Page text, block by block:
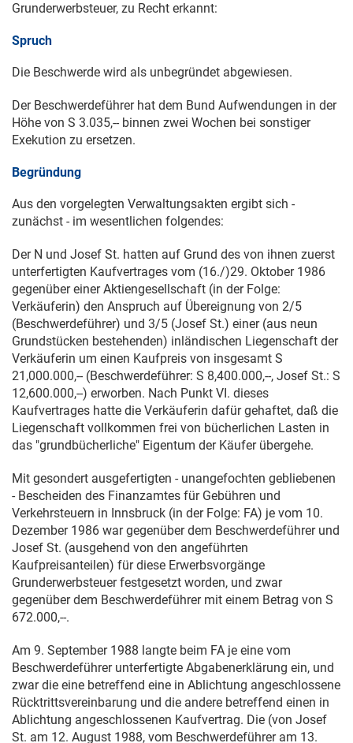
Grunderwerbsteuer, zu Recht erkannt:
Spruch
Die Beschwerde wird als unbegründet abgewiesen.
Der Beschwerdeführer hat dem Bund Aufwendungen in der
Höhe von S 3.035,-- binnen zwei Wochen bei sonstiger
Exekution zu ersetzen.
Begründung
Aus den vorgelegten Verwaltungsakten ergibt sich -
zunächst - im wesentlichen folgendes:
Der N und Josef St. hatten auf Grund des von ihnen zuerst
unterfertigten Kaufvertrages vom (16./)29. Oktober 1986
gegenüber einer Aktiengesellschaft (in der Folge:
Verkäuferin) den Anspruch auf Übereignung von 2/5
(Beschwerdeführer) und 3/5 (Josef St.) einer (aus neun
Grundstücken bestehenden) inländischen Liegenschaft der
Verkäuferin um einen Kaufpreis von insgesamt S
21,000.000,-- (Beschwerdeführer: S 8,400.000,--, Josef St.: S
12,600.000,--) erworben. Nach Punkt VI. dieses
Kaufvertrages hatte die Verkäuferin dafür gehaftet, daß die
Liegenschaft vollkommen frei von bücherlichen Lasten in
das "grundbücherliche" Eigentum der Käufer übergehe.
Mit gesondert ausgefertigten - unangefochten gebliebenen
- Bescheiden des Finanzamtes für Gebühren und
Verkehrsteuern in Innsbruck (in der Folge: FA) je vom 10.
Dezember 1986 war gegenüber dem Beschwerdeführer und
Josef St. (ausgehend von den angeführten
Kaufpreisanteilen) für diese Erwerbsvorgänge
Grunderwerbsteuer festgesetzt worden, und zwar
gegenüber dem Beschwerdeführer mit einem Betrag von S
672.000,--.
Am 9. September 1988 langte beim FA je eine vom
Beschwerdeführer unterfertigte Abgabenerklärung ein, und
zwar die eine betreffend eine in Ablichtung angeschlossene
Rücktrittsvereinbarung und die andere betreffend einen in
Ablichtung angeschlossenen Kaufvertrag. Die (von Josef
St. am 12. August 1988, vom Beschwerdeführer am 13.